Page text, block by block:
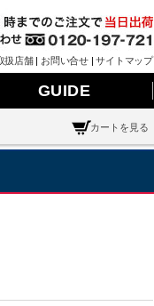
扱店舗| お問い合せ|サイトマップ
GUIDE
カートを見る